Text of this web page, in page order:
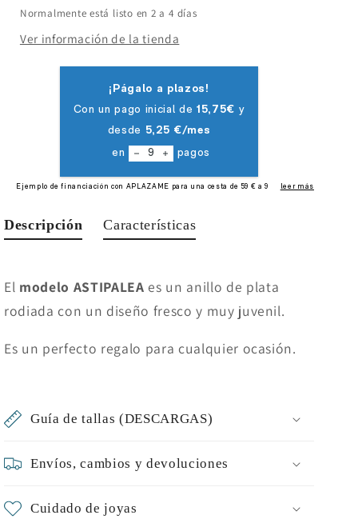
Normalmente está listo en 2 a 4 días
Ver información de la tienda
Descripción
El modelo ASTIPALEA es un anillo de plata
rodiada con un diseño fresco y muy juvenil.
Es un perfecto regalo para cualquier ocasión.
Características
Guía de tallas (DESCARGAS)
Envíos, cambios y devoluciones
Cuidado de joyas